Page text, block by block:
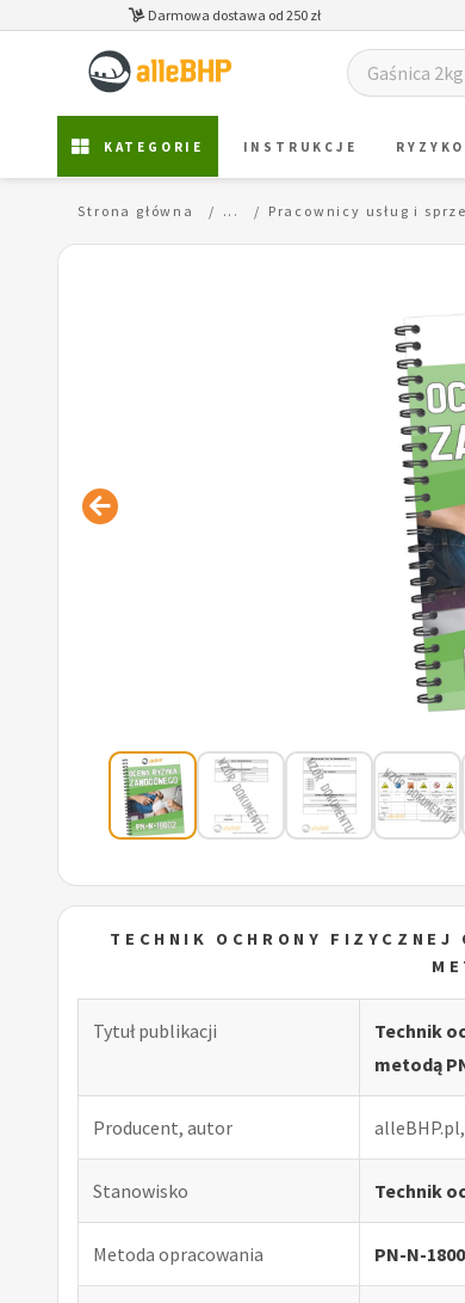
Darmowa dostawa od 250 zł
KATEGORIE INSTRUKCJE
Strona główna ... Pracownicy usług i
TECHNIK OCHRONY FIZYCZNEJ
Tytuł publikacji
Technik
metodą
Producent, autor
Stanowisko Technik
Metoda opracowania PN-N-